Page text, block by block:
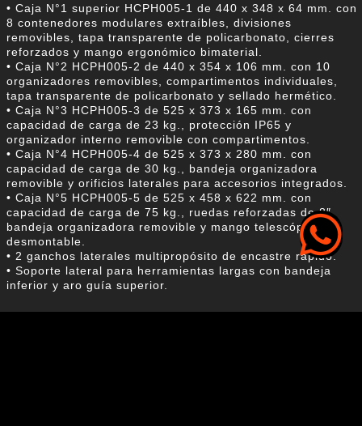
• Caja N°1 superior HCPH005-1 de 440 x 348 x 64 mm. con
8 contenedores modulares extraíbles, divisiones
removibles, tapa transparente de policarbonato, cierres
reforzados y mango ergonómico bimaterial.
• Caja N°2 HCPH005-2 de 440 x 354 x 106 mm. con 10
organizadores removibles, compartimentos individuales,
tapa transparente de policarbonato y sellado hermético.
• Caja N°3 HCPH005-3 de 525 x 373 x 165 mm. con
capacidad de carga de 23 kg., protección IP65 y
organizador interno removible con compartimentos.
• Caja N°4 HCPH005-4 de 525 x 373 x 280 mm. con
capacidad de carga de 30 kg., bandeja organizadora
removible y orificios laterales para accesorios integrados.
• Caja N°5 HCPH005-5 de 525 x 458 x 622 mm. con
capacidad de carga de 75 kg., ruedas reforzadas de 8″,
bandeja organizadora removible y mango telescópico
desmontable.
• 2 ganchos laterales multipropósito de encastre rápido.
• Soporte lateral para herramientas largas con bandeja
inferior y aro guía superior.